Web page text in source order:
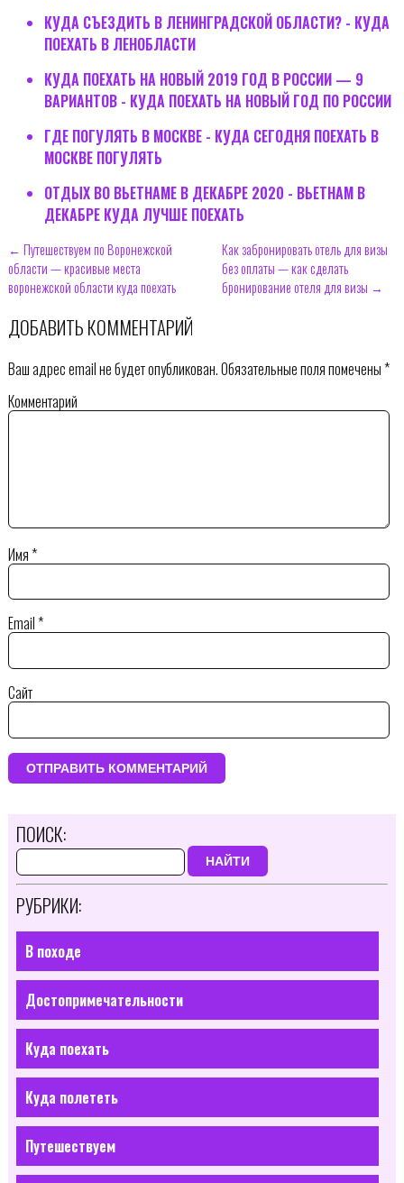
КУДА СЪЕЗДИТЬ В ЛЕНИНГРАДСКОЙ ОБЛАСТИ? - КУДА
ПОЕХАТЬ В ЛЕНОБЛАСТИ
КУДА ПОЕХАТЬ НА НОВЫЙ 2019 ГОД В РОССИИ — 9
ВАРИАНТОВ - КУДА ПОЕХАТЬ НА НОВЫЙ ГОД ПО РОССИИ
ГДЕ ПОГУЛЯТЬ В МОСКВЕ - КУДА СЕГОДНЯ ПОЕХАТЬ В
МОСКВЕ ПОГУЛЯТЬ
ОТДЫХ ВО ВЬЕТНАМЕ В ДЕКАБРЕ 2020 - ВЬЕТНАМ В
ДЕКАБРЕ КУДА ЛУЧШЕ ПОЕХАТЬ
← Путешествуем по Воронежской
области — красивые места
воронежской области куда поехать
Как забронировать отель для визы
без оплаты — как сделать
бронирование отеля для визы →
ДОБАВИТЬ КОММЕНТАРИЙ
Ваш адрес email не будет опубликован.Обязательные поля помечены*
Комментарий
Имя*
Email*
Сайт
ПОИСК:
НАЙТИ
РУБРИКИ:
В походе
Достопримечательности
Куда поехать
Куда полететь
Путешествуем